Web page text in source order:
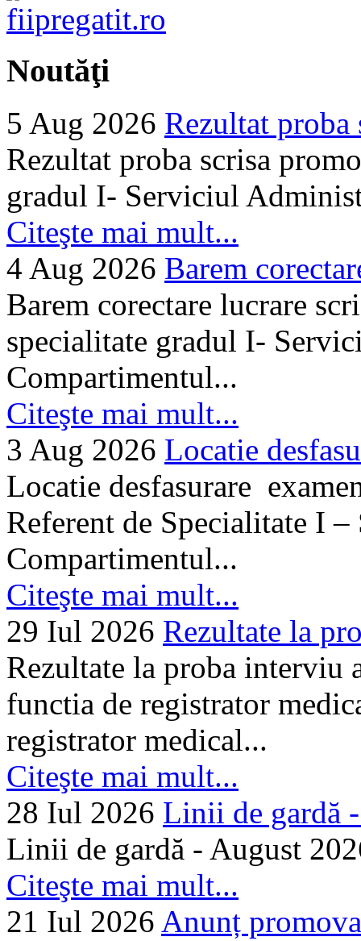
Noutăţi
5 Aug 2026 Rezultat proba
Rezultat proba scrisa
gradul I- Serviciul
Citeşte mai mult...
4 Aug 2026 Barem
Barem corectare lucrare
specialitate gradul I-
Compartimentul...
Citeşte mai mult...
3 Aug 2026 Locatie
Locatie desfasurare
Referent de Specialitate I
Compartimentul...
Citeşte mai mult...
29 Iul 2026 Rezultate la
Rezultate la proba interviu
functia de registrator
registrator medical...
Citeşte mai mult...
28 Iul 2026 Linii de gardă
Linii de gardă - August
Citeşte mai mult...
21 Iul 2026 Anunț